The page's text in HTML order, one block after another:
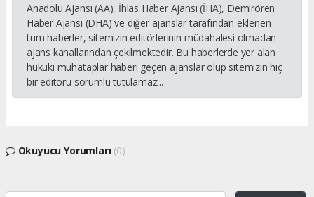
Anadolu Ajansı (AA), İhlas Haber Ajansı (İHA), Demirören
Haber Ajansı (DHA) ve diğer ajanslar tarafından eklenen
tüm haberler, sitemizin editörlerinin müdahalesi olmadan
ajans kanallarından çekilmektedir. Bu haberlerde yer alan
hukuki muhataplar haberi geçen ajanslar olup sitemizin hiç
bir editörü sorumlu tutulamaz...
Okuyucu Yorumları (0)